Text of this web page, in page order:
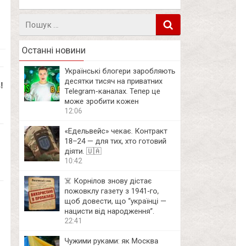
Останні новини
Українські блогери заробляють
десятки тисяч на приватних
Telegram-каналах. Тепер це
може зробити кожен
12:06
«Едельвейс» чекає. Контракт
18–24 — для тих, хто готовий
діяти. 🇺🇦
10:42
☠️ Корнілов знову дістає
пожовклу газету з 1941‑го,
щоб довести, що “українці —
нацисти від народження”.
22:41
Чужими руками: як Москва